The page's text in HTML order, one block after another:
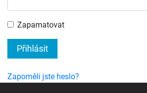
Zapamatovat
Přihlásit
Zapoměli jste heslo?